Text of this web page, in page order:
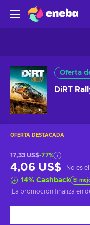
Oferta
DiRT
OFERTA DESTACADA
17,33 US$-77%
4,06 US$ No es
14% Cashback El
¡La promoción finaliza en